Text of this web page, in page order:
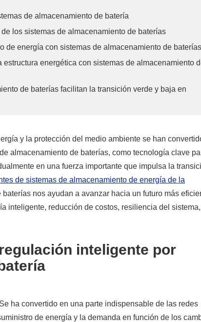
de almacenamiento de batería
los sistemas de almacenamiento de baterías
energía con sistemas de almacenamiento de baterías
energética con sistemas de almacenamiento
de baterías facilitan la transición verde y baja en
y la protección del medio ambiente se han
almacenamiento de baterías, como tecnología clave
en una fuerza importante que impulsa la
de sistemas de almacenamiento de energía de la
nos ayudan a avanzar hacia un futuro más
inteligente, reducción de costos, resiliencia del sistema,
inteligente por
Se ha convertido en una parte indispensable de las redes
de energía y la demanda en función de los